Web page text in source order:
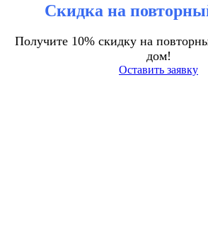
Скидка на
Получите 10% скидку на
дом!
Оставить заявку